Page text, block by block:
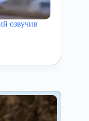
озвучив